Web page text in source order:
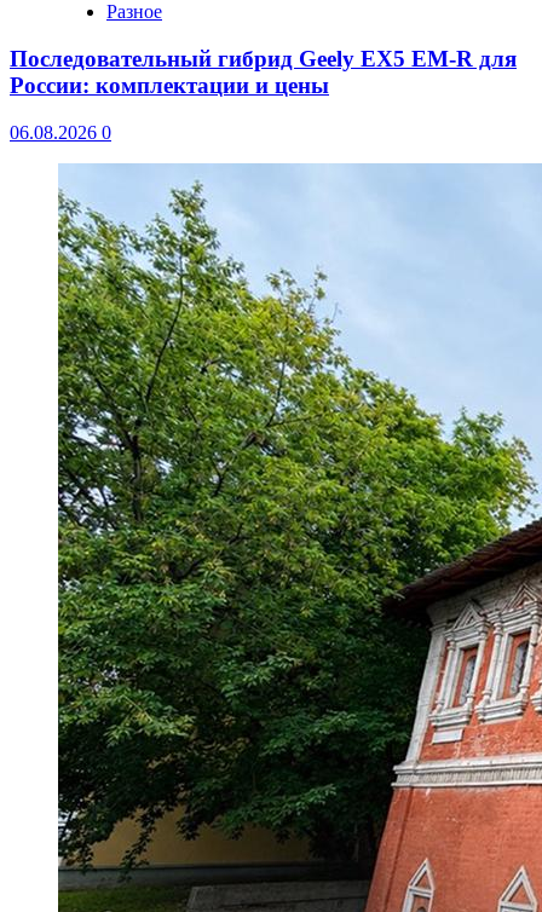
Разное
Последовательный гибрид Geely EX5 EM-R для
России: комплектации и цены
06.08.2026 0